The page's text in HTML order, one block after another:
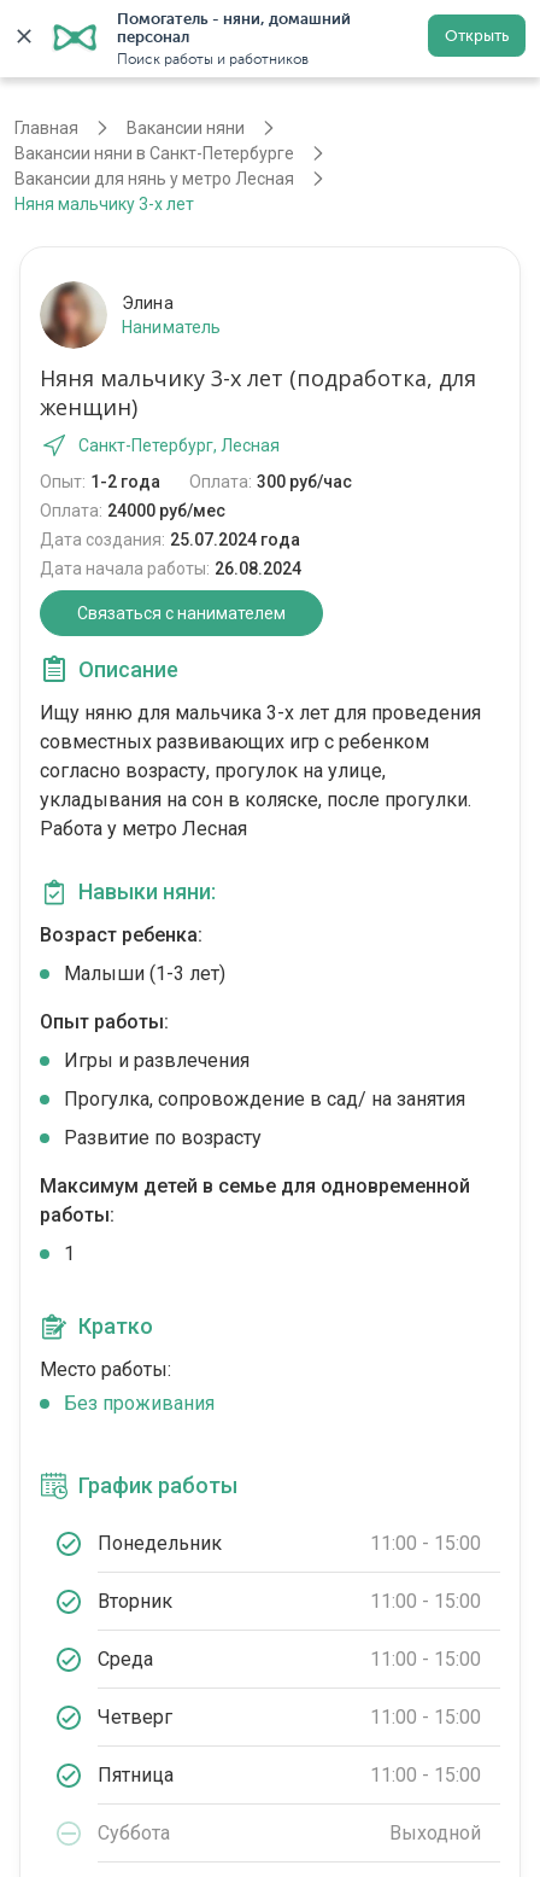
Помогатель - няни, домашний
персонал
Поиск работы и работников
Открыть
Санкт-Петербург Регистрация
Главная
Вакансии няни
Вакансии няни в Санкт-Петербурге
Вакансии для нянь у метро Лесная
Няня мальчику 3-х лет
Элина
Наниматель
Няня мальчику 3-х лет (подработка, для
женщин)
Санкт-Петербург, Лесная
Опыт: 1-2 года Оплата: 300 руб/час
Оплата: 24000 руб/мес
Дата создания: 25.07.2024 года
Дата начала работы: 26.08.2024
Связаться с нанимателем
Описание
Ищу няню для мальчика 3-х лет для проведения
совместных развивающих игр с ребенком
согласно возрасту, прогулок на улице,
укладывания на сон в коляске, после прогулки.
Работа у метро Лесная
Навыки няни:
Возраст ребенка:
Малыши (1-3 лет)
Опыт работы:
Игры и развлечения
Прогулка, сопровождение в сад/ на занятия
Развитие по возрасту
Максимум детей в семье для одновременной
работы:
1
Кратко
Место работы:
Без проживания
График работы
Понедельник 11:00 - 15:00
Вторник 11:00 - 15:00
Среда 11:00 - 15:00
Четверг 11:00 - 15:00
Пятница 11:00 - 15:00
Суббота Выходной